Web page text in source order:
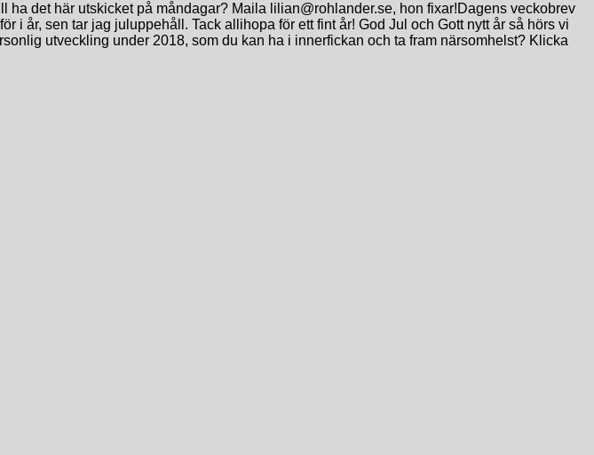
det här utskicket på måndagar? Maila lilian@rohlander.se, hon fixar!Dagens veckobrev
i år, sen tar jag juluppehåll. Tack allihopa för ett fint år! God Jul och Gott nytt år så hörs vi
utveckling under 2018, som du kan ha i innerfickan och ta fram närsomhelst? Klicka